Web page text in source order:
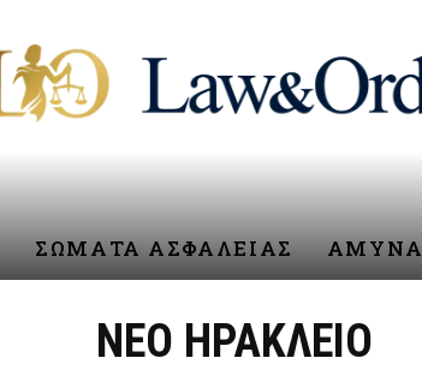
ΣΩΜΑΤΑ ΑΣΦΑΛΕΙΑΣ ΑΜΥΝΑ
ΝΕΟ ΗΡΑΚΛΕΙΟ